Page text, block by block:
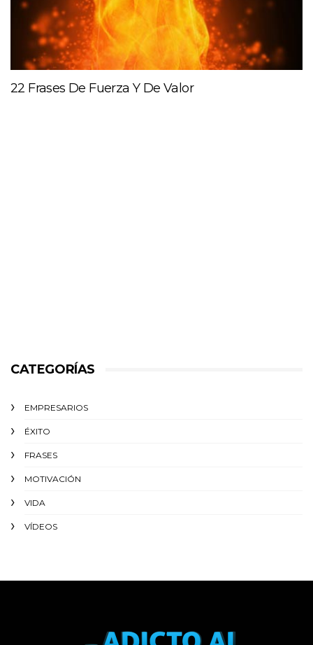
22 Frases De Fuerza Y De Valor
CATEGORÍAS
EMPRESARIOS
ÉXITO‬
FRASES
MOTIVACIÓN
VIDA
VÍDEOS